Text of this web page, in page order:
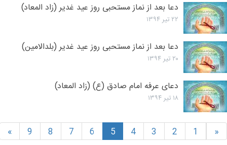
دعا بعد از نماز مستحبی روز عید غدیر (زاد المعاد)
۲۲ تیر ۱۳۹۴
دعا بعد از نماز مستحبی روز عید غدیر (بلدالامین)
۲۰ تیر ۱۳۹۴
دعای عرفه امام صادق (ع) (زاد المعاد)
۱۸ تیر ۱۳۹۴
«
1
2
3
4
5
6
7
8
9
»